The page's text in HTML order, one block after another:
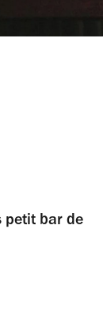
petit bar de